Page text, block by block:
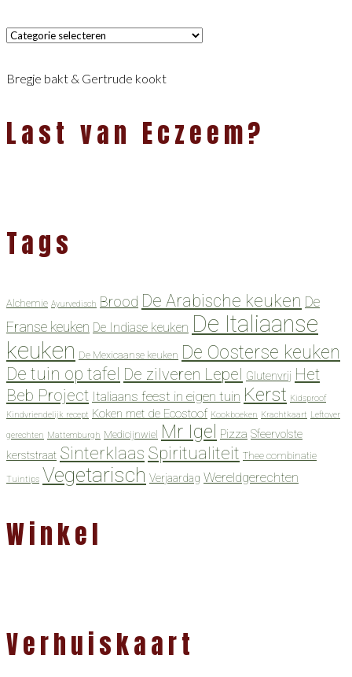
Categorieën
Bregje bakt & Gertrude kookt
Last van Eczeem?
Tags
Alchemie Ayurvedisch Brood De Arabische keuken De
Franse keuken De Indiase keuken De Italiaanse
keuken De Mexicaanse keuken De Oosterse keuken
De tuin op tafel De zilveren Lepel Glutenvrij Het
Beb Project Italiaans feest in eigen tuin Kerst Kidsproof
Kindvriendelijk recept Koken met de Ecostoof Kookboeken Krachtkaart Leftover
gerechten Mattemburgh Medicijnwiel Mr Igel Pizza Sfeervolste
kerststraat Sinterklaas Spiritualiteit Thee combinatie
Tuintips Vegetarisch Verjaardag Wereldgerechten
Winkel
Verhuiskaart